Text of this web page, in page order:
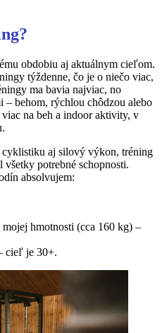
obdobiu aj aktuálnym cieľom.
týždenne, čo je o niečo viac,
ma bavia najviac, no
behom, rýchlou chôdzou alebo
na beh a indoor aktivity, v
aj silový výkon, tréning
potrebné schopnosti.
absolvujem:
hmotnosti (cca 160 kg) –
cieľ je 30+.